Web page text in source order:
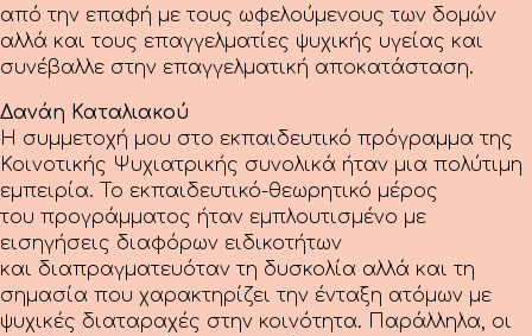
από την επαφή με τους ωφελούμενους των δομών
αλλά και τους επαγγελματίες ψυχικής υγείας και
συνέβαλλε στην επαγγελματική αποκατάσταση.
Δανάη Καταλιακού
Η συμμετοχή μου στο εκπαιδευτικό πρόγραμμα της
Κοινοτικής Ψυχιατρικής συνολικά ήταν μια πολύτιμη
εμπειρία. Το εκπαιδευτικό-θεωρητικό μέρος
του προγράμματος ήταν εμπλουτισμένο με
εισηγήσεις διαφόρων ειδικοτήτων
και διαπραγματευόταν τη δυσκολία αλλά και τη
σημασία που χαρακτηρίζει την ένταξη ατόμων με
ψυχικές διαταραχές στην κοινότητα. Παράλληλα, οι